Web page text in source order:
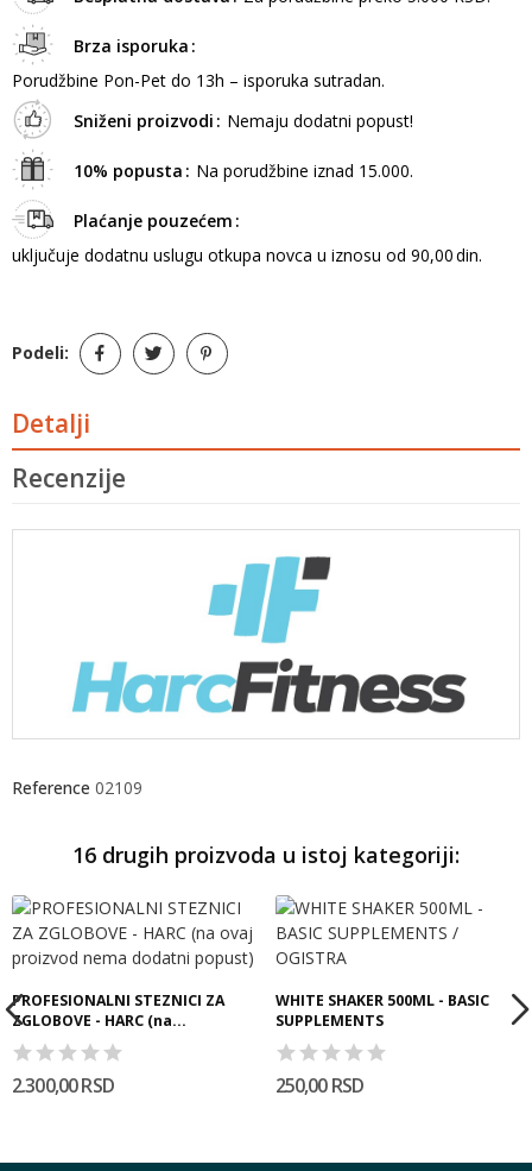
Brza isporuka
Porudžbine Pon-Pet do 13h – isporuka sutradan.
Sniženi proizvodi
Nemaju dodatni popust!
10% popusta Na porudžbine iznad 15.000.
Plaćanje pouzećem
uključuje dodatnu uslugu otkupa novca u iznosu od 90,00 din.
Podeli:
Detalji
Recenzije
Reference 02109
16 drugih proizvoda u istoj kategoriji:
PROFESIONALNI STEZNICI ZA
ZGLOBOVE - HARC (na...
2.300,00 RSD
WHITE SHAKER 500ML - BASIC
SUPPLEMENTS
250,00 RSD